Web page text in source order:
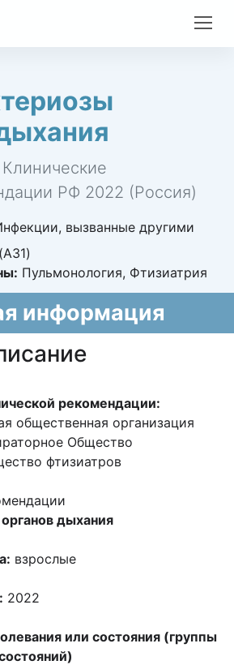
РФ 2022 (Россия)
вызванные другими
Пульмонология, Фтизиатрия
информация
рекомендации:
общественная организация
Общество
фтизиатров
дыхания
взрослые
2022
или состояния (группы